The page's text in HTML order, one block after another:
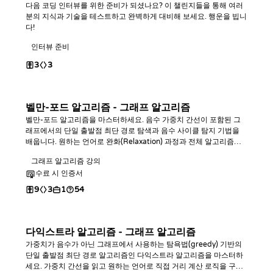
다음 코딩 인터뷰를 위한 준비가 되셨나요? 이 챌린지들을 통해 여러
분의 지식과 기술을 테스트하고 완벽하게 대비해 보세요. 행운을 빕니
다!
인터뷰 준비
3 3
벨만-포드 알고리즘 - 그래프 알고리즘
벨만-포드 알고리즘을 마스터하세요. 음수 가중치 간선이 포함된 그
래프에서의 단일 출발점 최단 경로 탐색과 음수 사이클 탐지 기법을
배웁니다. 원하는 언어로 완화(Relaxation) 과정과 전체 알고리즘을
그래프 알고리즘 강의
수료 시 인증서
9 3 1 54
다익스트라 알고리즘 - 그래프 알고리즘
가중치가 음수가 아닌 그래프에서 사용하는 탐욕법(greedy) 기반의
단일 출발점 최단 경로 알고리즘인 다익스트라 알고리즘을 마스터하
세요. 가중치 간선을 읽고 원하는 언어로 직접 거리 계산 로직을 구현